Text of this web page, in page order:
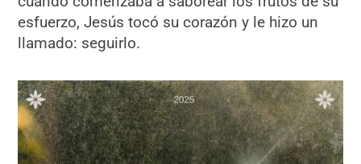
esfuerzo, Jesús tocó su corazón y le hizo un
llamado: seguirlo.